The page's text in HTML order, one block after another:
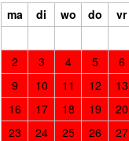
ma
di wo do vr
2
3 4 5 6
9
10 11 12 13
16
17 18 19 20
23
24 25 26 27